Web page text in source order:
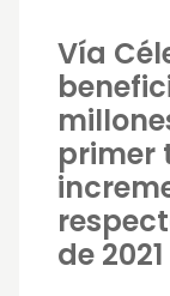
Vía
primer
de 2021